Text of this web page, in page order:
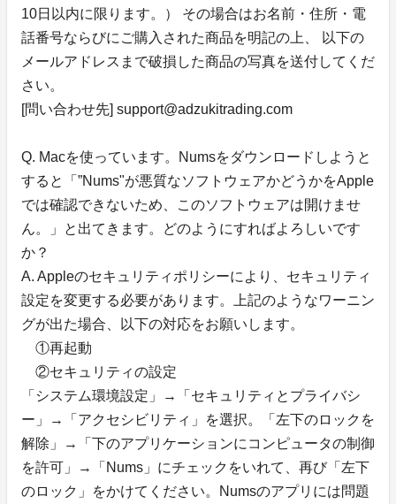
10日以内に限ります。） その場合はお名前・住所・電
話番号ならびにご購入された商品を明記の上、 以下の
メールアドレスまで破損した商品の写真を送付してくだ
さい。
[問い合わせ先] support@adzukitrading.com
Q. Macを使っています。Numsをダウンロードしようと
すると「”Nums"が悪質なソフトウェアかどうかをApple
では確認できないため、このソフトウェアは開けませ
ん。」と出てきます。どのようにすればよろしいです
か？
A. Appleのセキュリティポリシーにより、セキュリティ
設定を変更する必要があります。上記のようなワーニン
グが出た場合、以下の対応をお願いします。
①再起動
②セキュリティの設定
「システム環境設定」→「セキュリティとプライバシ
ー」→「アクセシビリティ」を選択。「左下のロックを
解除」→「下のアプリケーションにコンピュータの制御
を許可」→「Nums」にチェックをいれて、再び「左下
のロック」をかけてください。Numsのアプリには問題